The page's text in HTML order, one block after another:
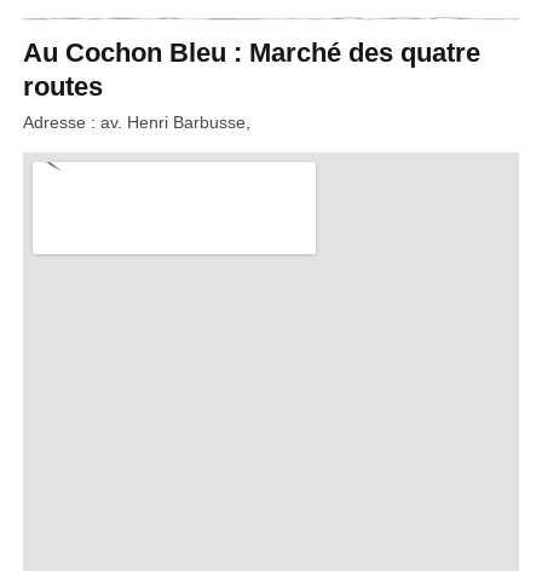
Au Cochon Bleu : Marché des quatre
routes
Adresse : av. Henri Barbusse,